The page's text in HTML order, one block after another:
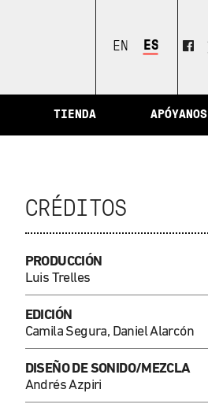
ENGLISHESPAÑOL
TIENDA APÓYANOS
CRÉDITOS
PRODUCCIÓN
Luis Trelles
EDICIÓN
Camila Segura, Daniel Alarcón
DISEÑO DE SONIDO/MEZCLA
Andrés Azpiri